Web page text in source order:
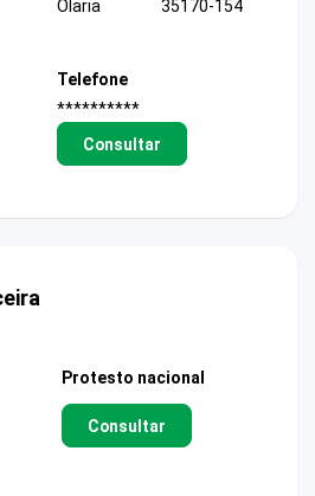
Olaria
35170-154
Telefone
**********
Consultar
Protesto nacional
Consultar